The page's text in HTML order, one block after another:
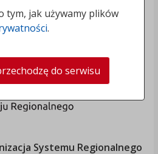
Systemu Regionalnego
tym, jak używamy plików
.
do serwisu